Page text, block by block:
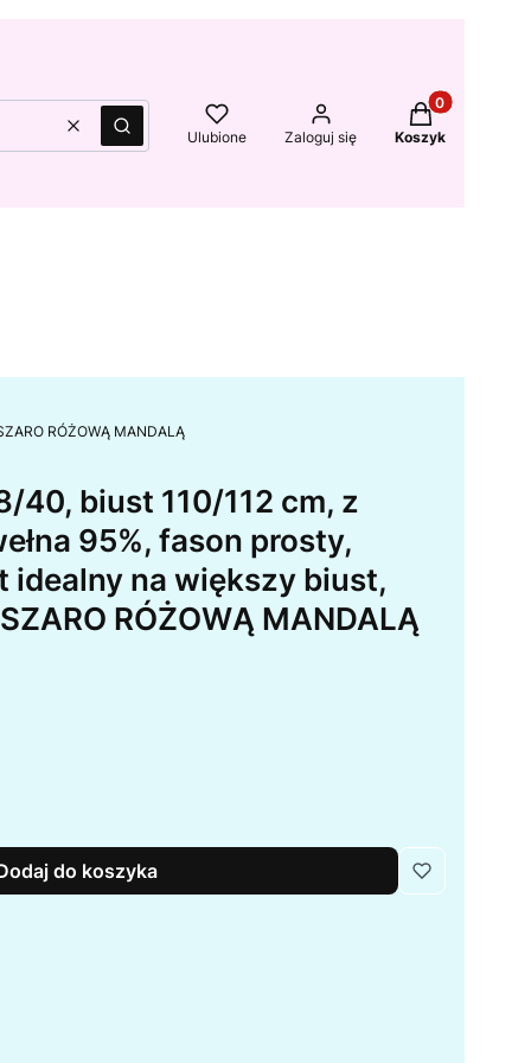
WyczyśćSzukaj Ulubione Zaloguj się
Produkty w
Koszyk
RÓŻOWĄ MANDALĄ
40, biust 110/112 cm, z
95%, fason prosty,
idealny na większy biust,
RÓŻOWĄ MANDALĄ
do koszyka